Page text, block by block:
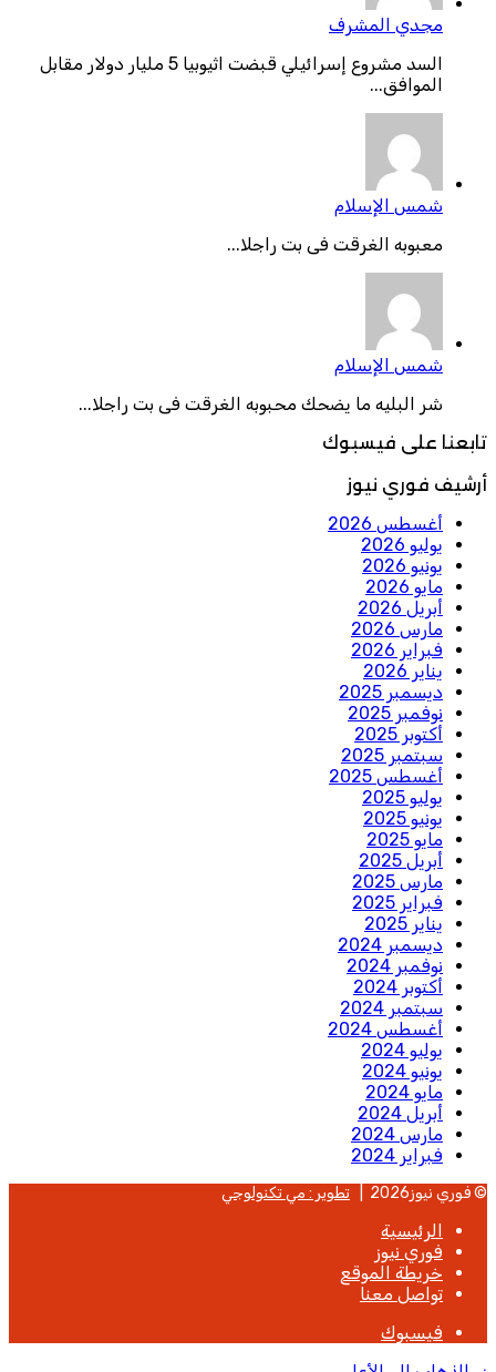
مجدي المشرف
السد مشروع إسرائيلي قبضت اثيوبيا 5 مليار دولار مقابل
الموافق...
شمس الإسلام
معبوبه الغرقت فى بت راجلا...
شمس الإسلام
شر البليه ما يضحك محبوبه الغرقت فى بت راجلا...
تابعنا على فيسبوك
أرشيف فوري نيوز
أغسطس 2026
يوليو 2026
يونيو 2026
مايو 2026
أبريل 2026
مارس 2026
فبراير 2026
يناير 2026
ديسمبر 2025
نوفمبر 2025
أكتوبر 2025
سبتمبر 2025
أغسطس 2025
يوليو 2025
يونيو 2025
مايو 2025
أبريل 2025
مارس 2025
فبراير 2025
يناير 2025
ديسمبر 2024
نوفمبر 2024
أكتوبر 2024
سبتمبر 2024
أغسطس 2024
يوليو 2024
يونيو 2024
مايو 2024
أبريل 2024
مارس 2024
فبراير 2024
© فوري نيوز2026 | تطوير : مي تكنولوجي
الرئيسية
فوري نيوز
خريطة الموقع
تواصل معنا
فيسبوك